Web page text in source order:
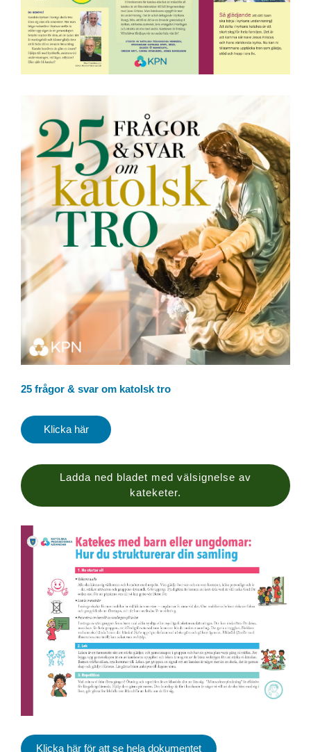
25 frågor & svar om katolsk tro
Klicka här
Ladda ned bladet med välsignelse av
kateketer.
Klicka här för att se hela dokumentet